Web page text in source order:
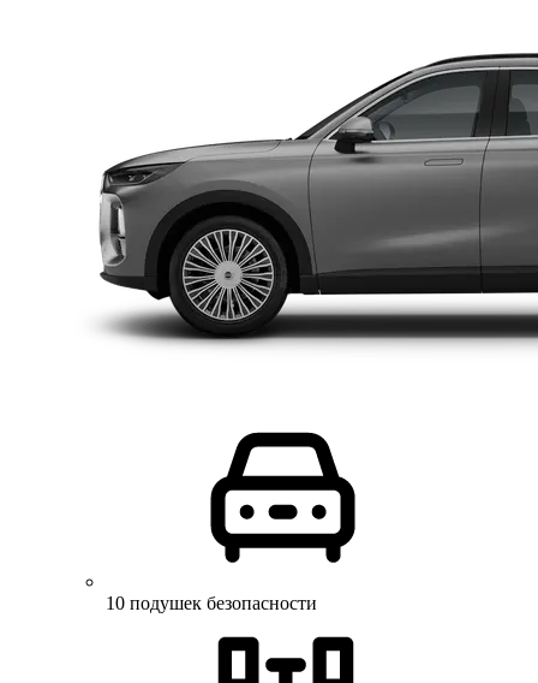
10 подушек безопасности